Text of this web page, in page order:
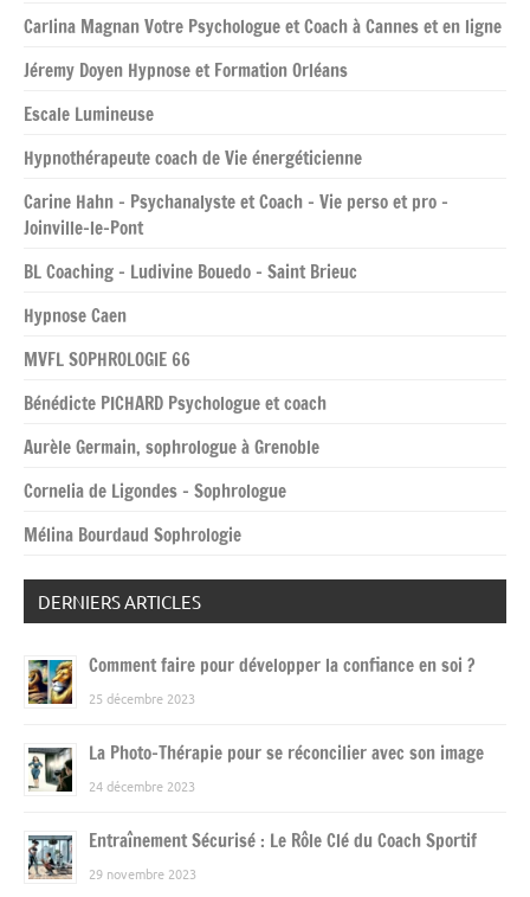
Carlina Magnan Votre Psychologue et Coach à Cannes et en ligne
Jéremy Doyen Hypnose et Formation Orléans
Escale Lumineuse
Hypnothérapeute coach de Vie énergéticienne
Carine Hahn – Psychanalyste et Coach – Vie perso et pro –
Joinville-le-Pont
BL Coaching – Ludivine Bouedo – Saint Brieuc
Hypnose Caen
MVFL SOPHROLOGIE 66
Bénédicte PICHARD Psychologue et coach
Aurèle Germain, sophrologue à Grenoble
Cornelia de Ligondes – Sophrologue
Mélina Bourdaud Sophrologie
DERNIERS ARTICLES
Comment faire pour développer la confiance en soi ?
25 décembre 2023
La Photo-Thérapie pour se réconcilier avec son image
24 décembre 2023
Entraînement Sécurisé : Le Rôle Clé du Coach Sportif
29 novembre 2023